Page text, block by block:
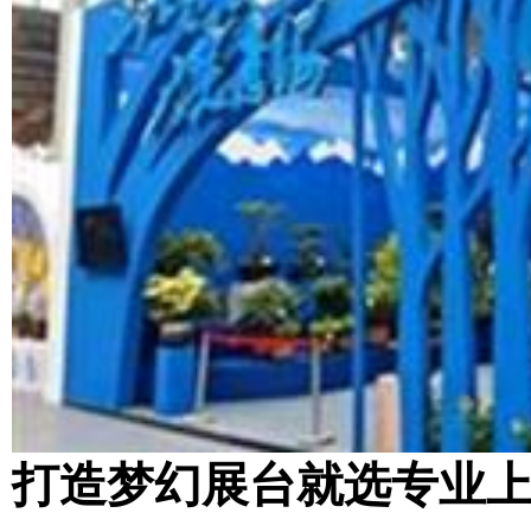
打造梦幻展台就选专业